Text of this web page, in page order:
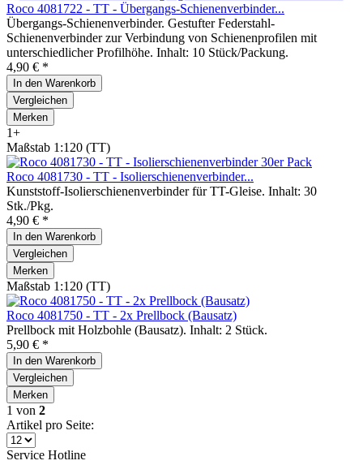
Roco 4081722 - TT - Übergangs-Schienenverbinder...
Übergangs-Schienenverbinder. Gestufter Federstahl-
Schienenverbinder zur Verbindung von Schienenprofilen mit
unterschiedlicher Profilhöhe. Inhalt: 10 Stück/Packung.
4,90 € *
In den Warenkorb
Vergleichen
Merken
1+
Maßstab 1:120 (TT)
Roco 4081730 - TT - Isolierschienenverbinder...
Kunststoff-Isolierschienenverbinder für TT-Gleise. Inhalt: 30
Stk./Pkg.
4,90 € *
In den Warenkorb
Vergleichen
Merken
Maßstab 1:120 (TT)
Roco 4081750 - TT - 2x Prellbock (Bausatz)
Prellbock mit Holzbohle (Bausatz). Inhalt: 2 Stück.
5,90 € *
In den Warenkorb
Vergleichen
Merken
1 von 2
Artikel pro Seite:
Service Hotline